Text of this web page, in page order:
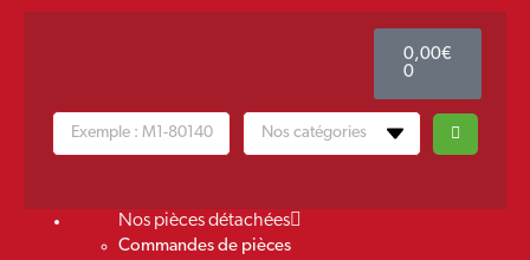
0,00€
0
Nos pièces détachées
Commandes de pièces